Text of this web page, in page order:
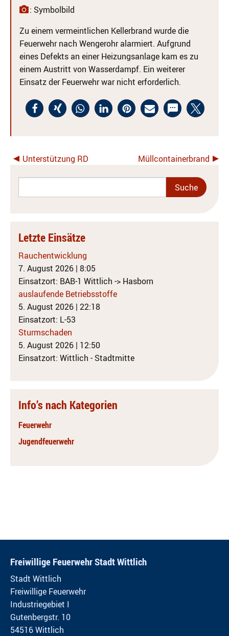
: Symbolbild
Zu einem vermeintlichen Kellerbrand wurde die
Feuerwehr nach Wengerohr alarmiert. Aufgrund
eines Defekts an einer Heizungsanlage kam es zu
einem Austritt von Wasserdampf. Ein weiterer
Einsatz der Feuerwehr war nicht erforderlich.
Unterstützung RD Müllcontainerbrand
Letzte Einsätze
Rauchentwicklung
7. August 2026 | 8:05
Einsatzort: BAB-1 Wittlich -> Hasborn
auslaufende Betriebsstoffe
5. August 2026 | 22:18
Einsatzort: L-53
Sturmschaden
5. August 2026 | 12:50
Einsatzort: Wittlich - Stadtmitte
Info’s nach Kategorien
Feuerwehr
Jugendfeuerwehr
Freiwillige Feuerwehr Stadt Wittlich
Stadt Wittlich
Freiwillige Feuerwehr
Industriegebiet I
Gutenbergstr. 10
54516 Wittlich